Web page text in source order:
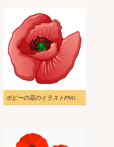
ポピーの花のイラストPNG 無料